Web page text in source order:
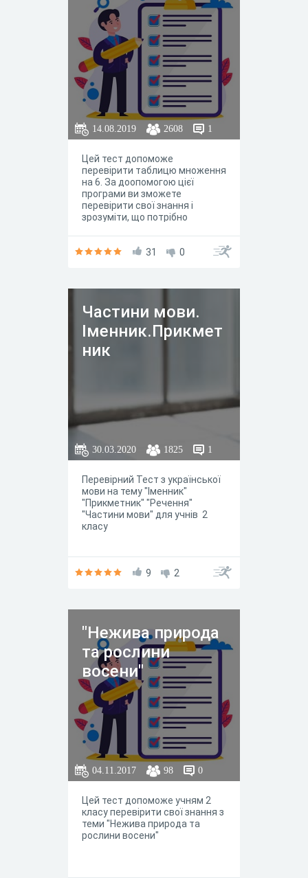
14.08.2019 2608 1
Цей тест допоможе
перевірити таблицю множення
на 6. За доопомогою цієї
програми ви зможете
перевірити свої знання і
зрозуміти, що потрібно
31
0
Частини мови.
Іменник.Прикмет
ник
30.03.2020 1825 1
Перевірний Тест з української
мови на тему "Іменник"
"Прикметник" "Речення"
"Частини мови" для учнів 2
класу
9 2
"Нежива природа
та рослини
восени"
04.11.2017 98 0
Цей тест допоможе учням 2
класу перевірити свої знання з
теми "Нежива природа та
рослини восени"